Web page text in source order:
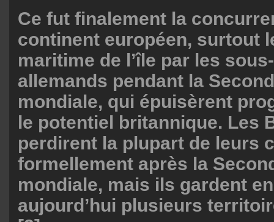
Ce fut finalement la
continent européen, surtout
maritime de l’île par les
allemands pendant la
mondiale, qui épuisèrent
le potentiel britannique. Les
perdirent la plupart de leurs
formellement après la
mondiale, mais ils gardent
aujourd’hui plusieurs